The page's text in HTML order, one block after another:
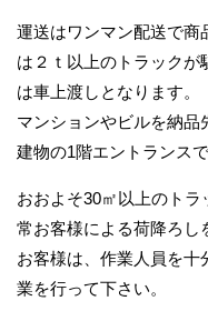
運送はワンマン配送で商
は２ｔ以上のトラックが
は車上渡しとなります。
マンションやビルを納
建物の1階エントランス
おおよそ30㎡以上のト
常お客様による荷降ろし
お客様は、作業人員を
業を行って下さい。